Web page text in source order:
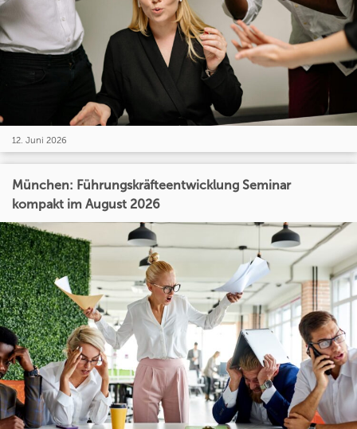
12. Juni 2026
München: Führungskräfteentwicklung Seminar
kompakt im August 2026